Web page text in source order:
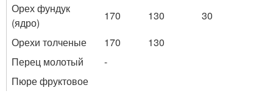
Орех фундук
(ядро)
170 130
30
Орехи толченые
170
130
Перец молотый
-
Пюре фруктовое